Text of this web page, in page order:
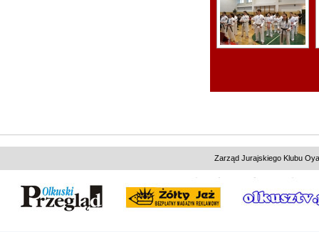
Zarząd Jurajskiego Klubu